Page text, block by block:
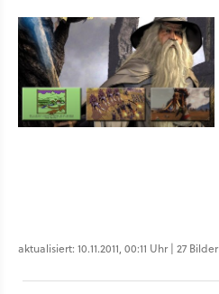
aktualisiert: 10.11.2011, 00:11 Uhr | 27 Bilder